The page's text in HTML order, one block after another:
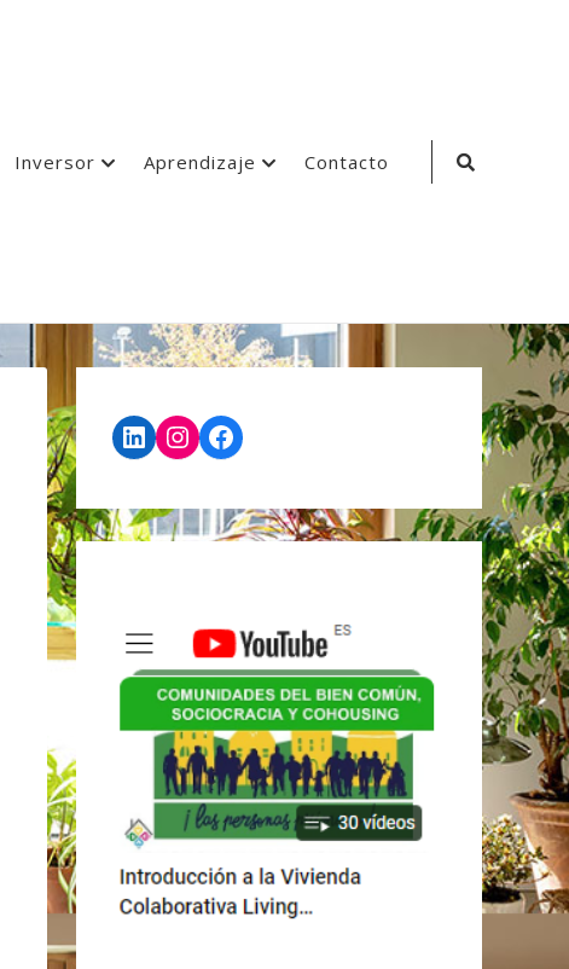
Inversor Aprendizaje Contacto
Search
LinkedIn
Instagram
Facebook